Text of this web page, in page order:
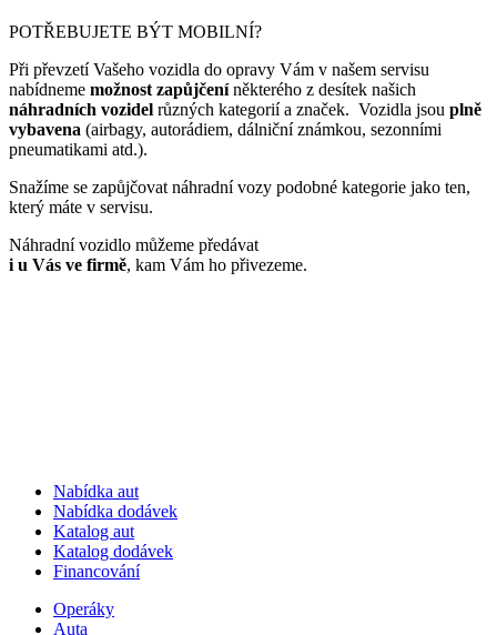
POTŘEBUJETE BÝT MOBILNÍ?
Při převzetí Vašeho vozidla do opravy Vám v našem servisu
nabídneme možnost zapůjčeníněkterého z desítek našich
náhradních vozidel různých kategorií a značek. Vozidla jsou plně
vybavena (airbagy, autorádiem, dálniční známkou, sezonními
pneumatikami atd.).
Snažíme se zapůjčovat náhradní vozy podobné kategorie jako ten,
který máte v servisu.
Náhradní vozidlo můžeme předávat
i u Vás ve firmě, kam Vám ho přivezeme.
Nabídka aut
Nabídka dodávek
Katalog aut
Katalog dodávek
Financování
Operáky
Auta